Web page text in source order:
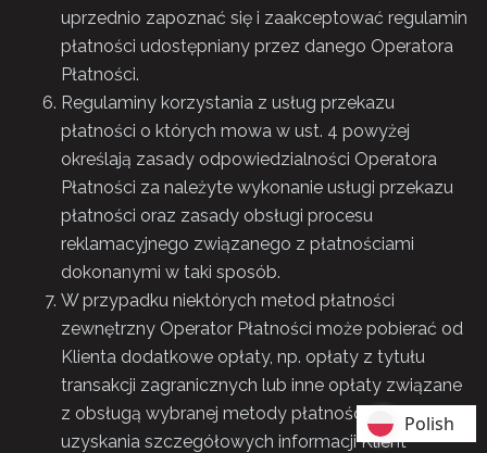
uprzednio zapoznać się i zaakceptować regulamin
płatności udostępniany przez danego Operatora
Płatności.
Regulaminy korzystania z usług przekazu
płatności o których mowa w ust. 4 powyżej
określają zasady odpowiedzialności Operatora
Płatności za należyte wykonanie usługi przekazu
płatności oraz zasady obsługi procesu
reklamacyjnego związanego z płatnościami
dokonanymi w taki sposób.
W przypadku niektórych metod płatności
zewnętrzny Operator Płatności może pobierać od
Klienta dodatkowe opłaty, np. opłaty z tytułu
transakcji zagranicznych lub inne opłaty związane
z obsługą wybranej metody płatności. W celu
uzyskania szczegółowych informacji Klient
Polish
Polish